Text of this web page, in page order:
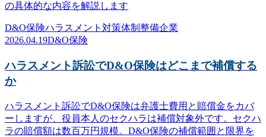
の具体的な内容を解説します
D&O保険ハラスメント対策体制整備企業
2026.04.19D&O保険
ハラスメント訴訟でD&O保険はどこまで補償する
か
ハラスメント訴訟でD&O保険は弁護士費用と賠償金をカバ
ーしますが、役員本人のセクハラは補償対象外です。セクハ
ラの賠償額は数百万円規模。D&O保険の補償範囲と限界を